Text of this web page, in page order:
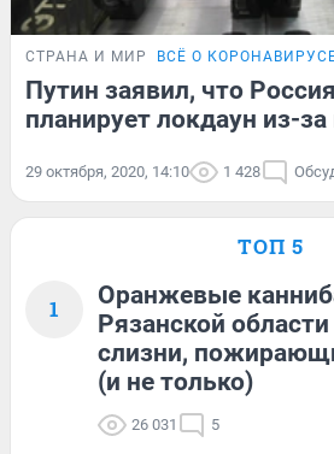
СТРАНА И МИР ВСЁ О
Путин заявил, что
планирует локдаун из-
29 октября, 2020, 14:10 1 428
ТОП 5
1
Оранжевые
Рязанской
слизни,
(и не только)
26 031 5